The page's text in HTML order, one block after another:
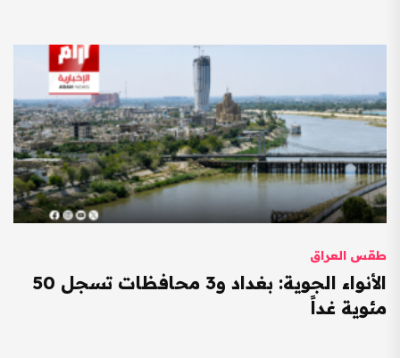
طقس العراق
الأنواء الجوية: بغداد و3 محافظات تسجل 50
مئوية غداً